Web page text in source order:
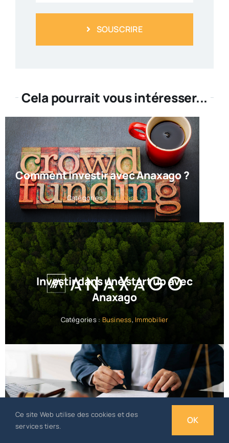
SOUSCRIRE
Cela pourrait vous intéresser...
Comment investir avec Anaxago ?
Catégories :Business
Investir dans une start up avec
Anaxago
Catégories : Business, Immobilier
Fraude fiscale en entreprise :
prévention et conséquences
Ce site Web utilise des cookies et des
services tiers.
OK